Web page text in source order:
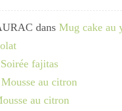
dans Mug cake au
Soirée fajitas
Mousse au citron
au citron